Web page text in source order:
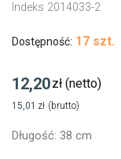
Indeks 2014033-2
Dostępność: 17 szt.
12,20zł (netto)
15,01 zł (brutto)
Długość: 38 cm